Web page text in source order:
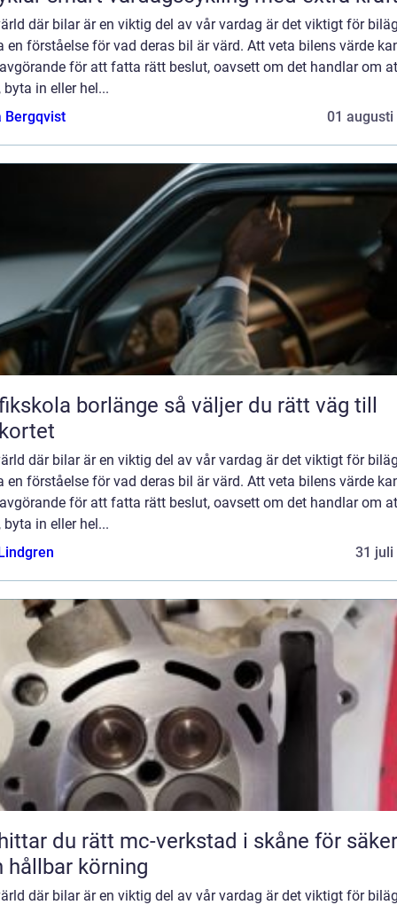
där bilar är en viktig del av vår vardag är det viktigt för
en förståelse för vad deras bil är värd. Att veta bilens värde
för att fatta rätt beslut, oavsett om det handlar om
byta in eller hel...
Bergqvist
01 augusti
borlänge så väljer du rätt väg till
där bilar är en viktig del av vår vardag är det viktigt för
en förståelse för vad deras bil är värd. Att veta bilens värde
för att fatta rätt beslut, oavsett om det handlar om
byta in eller hel...
31 juli
du rätt mc-verkstad i skåne för säker
hållbar körning
där bilar är en viktig del av vår vardag är det viktigt för